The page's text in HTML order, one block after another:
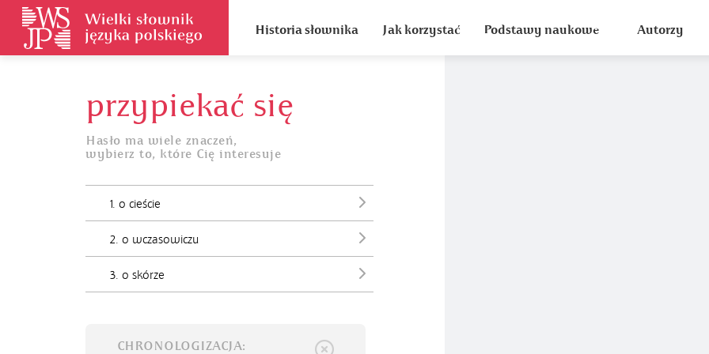
Historia słownika Jak korzystać Podstawy naukowe Autorzy
przypiekać się
Hasło ma wiele znaczeń,
wybierz to, które Cię interesuje
1. o cieście
2. o wczasowiczu
3. o skórze
CHRONOLOGIZACJA: